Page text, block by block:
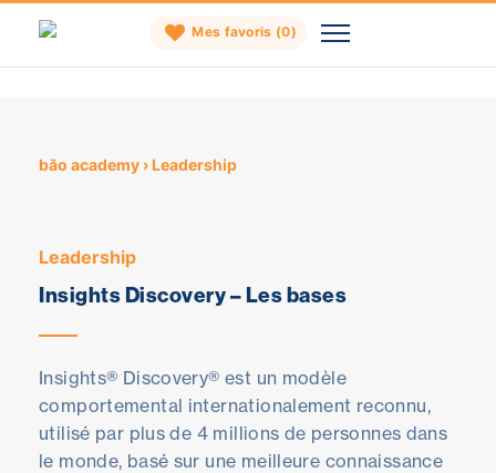
content
Mes favoris (0)
băo academy ›Leadership
Leadership
Insights Discovery – Les bases
Insights® Discovery® est un modèle
comportemental internationalement reconnu,
utilisé par plus de 4 millions de personnes dans
le monde, basé sur une meilleure connaissance